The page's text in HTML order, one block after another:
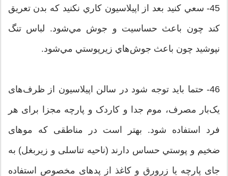
45- سعي كنيد بعد از اپيلاسيون كاري نكنيد كه بدن تعريق
كند چون باعث حساسيت و جوش مي‌شود. لباس تنگ
نپوشيد چون باعث جوش‌هاي زيرپوستي مي‌شود.
46- حتما باید توجه شود در سالن اپیلاسیون از ظرف‌های
یک‌بار مصرف، موم جدا و کاردک و پارچه مجزا برای هر
فرد استفاده شود. بهتر است در مناطقی که موهای
ضخیم و پوستي حساس دارند (ناحیه تناسلی و زیربغل) به
جای پارچه یا زرورق و کاغذ از پدهای مخصوص استفاده